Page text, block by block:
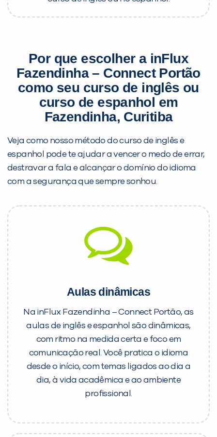
Por que escolher a inFlux
Fazendinha – Connect Portão
como seu curso de inglês ou
curso de espanhol em
Fazendinha, Curitiba
Veja como nosso método do curso de inglês e
espanhol pode te ajudar a vencer o medo de errar,
destravar a fala e alcançar o domínio do idioma
com a segurança que sempre sonhou.
Aulas dinâmicas
Na inFlux Fazendinha – Connect Portão, as
aulas de inglês e espanhol são dinâmicas,
com ritmo na medida certa e foco em
comunicação real. Você pratica o idioma
desde o início, com temas ligados ao dia a
dia, à vida acadêmica e ao ambiente
profissional.